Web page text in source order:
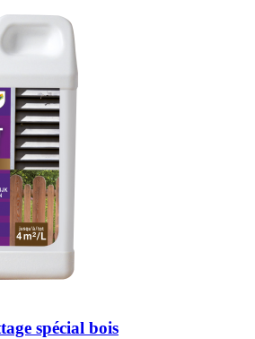
spécial bois